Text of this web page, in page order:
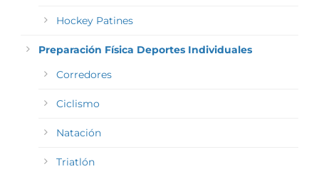
Hockey Patines
Preparación Física Deportes Individuales
Corredores
Ciclismo
Natación
Triatlón